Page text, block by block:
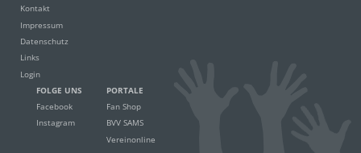
Kontakt
Impressum
Datenschutz
Links
Login
FOLGE UNS
Facebook
Instagram
PORTALE
Fan Shop
BVV SAMS
Vereinonline